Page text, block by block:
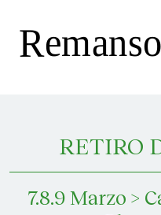
RETIRO
7.8.9 Marzo >